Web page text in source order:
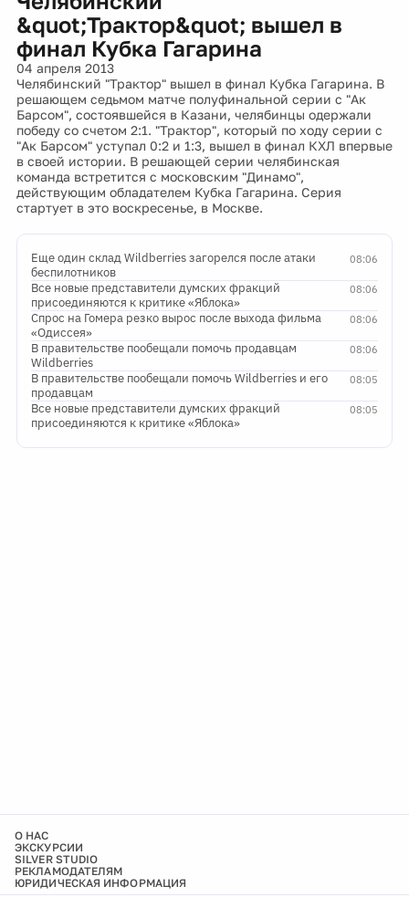
&quot;Трактор&quot; вышел в
финал Кубка Гагарина
04 апреля 2013
Челябинский "Трактор" вышел в финал Кубка Гагарина. В
решающем седьмом матче полуфинальной серии с "Ак
Барсом", состоявшейся в Казани, челябинцы одержали
победу со счетом 2:1. "Трактор", который по ходу серии с
"Ак Барсом" уступал 0:2 и 1:3, вышел в финал КХЛ впервые
в своей истории. В решающей серии челябинская
команда встретится с московским "Динамо",
действующим обладателем Кубка Гагарина. Серия
стартует в это воскресенье, в Москве.
08:06
Еще один склад Wildberries загорелся после атаки
беспилотников
08:06
Все новые представители думских фракций
присоединяются к критике «Яблока»
08:06
Спрос на Гомера резко вырос после выхода фильма
«Одиссея»
08:06
В правительстве пообещали помочь продавцам
Wildberries
08:05
В правительстве пообещали помочь Wildberries и его
продавцам
08:05
Все новые представители думских фракций
присоединяются к критике «Яблока»
О НАС
ЭКСКУРСИИ
SILVER STUDIO
РЕКЛАМОДАТЕЛЯМ
ЮРИДИЧЕСКАЯ ИНФОРМАЦИЯ